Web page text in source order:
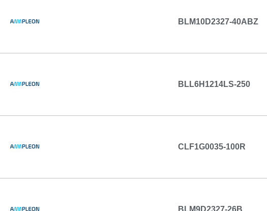
BLM10D2327-40ABZ
BLL6H1214LS-250
CLF1G0035-100R
BLM9D2327-26B